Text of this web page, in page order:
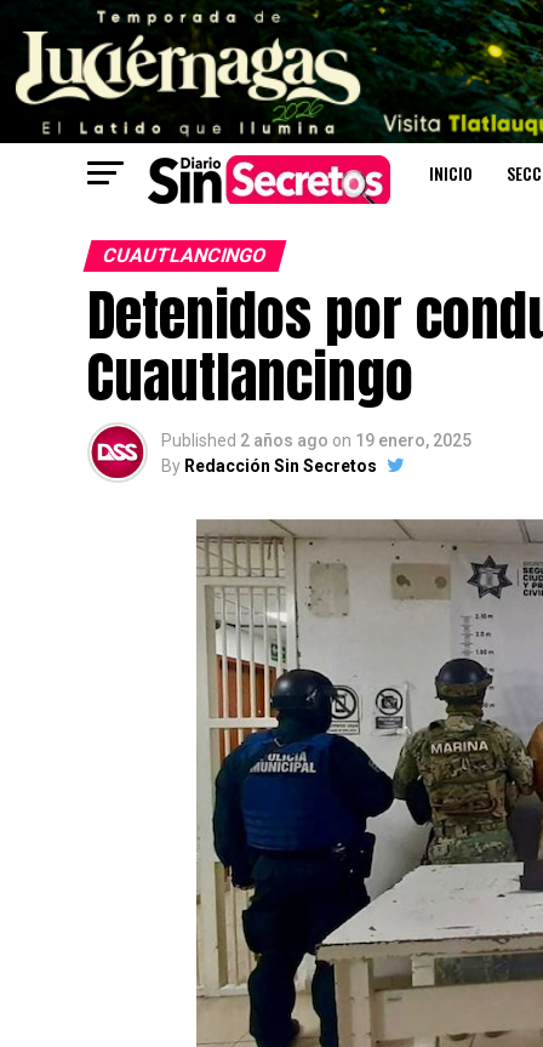
INICIO
CUAUTLANCINGO
Detenidos por
Cuautlancingo
Published 2 años ago on 19 enero, 2025
By Redacción Sin Secretos